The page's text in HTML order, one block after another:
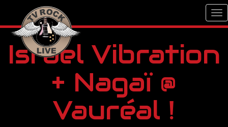
Israel Vibration
+ Nagaï @
Vauréal !